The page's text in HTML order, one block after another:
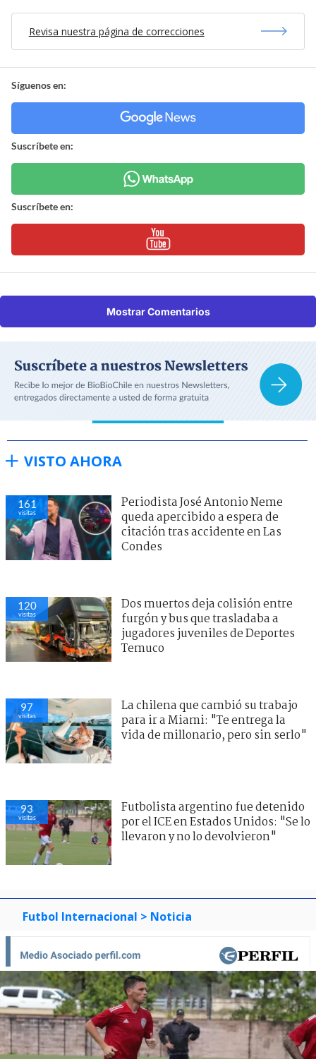
Revisa nuestra página de correcciones
Síguenos en:
Suscríbete en:
Suscríbete en:
Mostrar Comentarios
VISTO AHORA
161
visitas
Periodista José Antonio Neme
queda apercibido a espera de
citación tras accidente en Las
Condes
120
visitas
Dos muertos deja colisión entre
furgón y bus que trasladaba a
jugadores juveniles de Deportes
Temuco
97
visitas
La chilena que cambió su trabajo
para ir a Miami: "Te entrega la
vida de millonario, pero sin serlo"
93
visitas
Futbolista argentino fue detenido
por el ICE en Estados Unidos: "Se lo
llevaron y no lo devolvieron"
Futbol Internacional > Noticia